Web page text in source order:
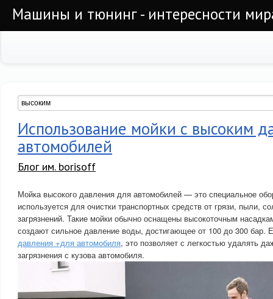
Машины и тюнинг - интересности
Использование мойки с высоким
автомобилей
Блог им. borisoff
Мойка высокого давления для автомобилей — это специальное
используется для очистки транспортных средств от грязи, пыли,
загрязнений. Такие мойки обычно оснащены высокоточным
создают сильное давление воды, достигающее от 100 до 300 бар.
давления +для автомобиля, это позволяет с легкостью удалять
загрязнения с кузова автомобиля.